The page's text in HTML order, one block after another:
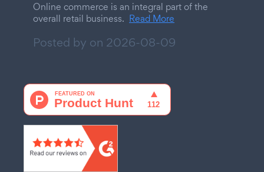
Online commerce is an integral part of the
overall retail business. Read More
Posted by on 2026-08-09